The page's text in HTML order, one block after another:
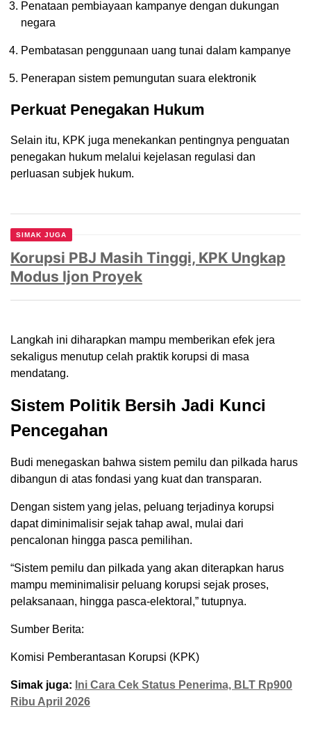
Penataan pembiayaan kampanye dengan dukungan
negara
Pembatasan penggunaan uang tunai dalam kampanye
Penerapan sistem pemungutan suara elektronik
Perkuat Penegakan Hukum
Selain itu, KPK juga menekankan pentingnya penguatan
penegakan hukum melalui kejelasan regulasi dan
perluasan subjek hukum.
SIMAK JUGA
Korupsi PBJ Masih Tinggi, KPK Ungkap
Modus Ijon Proyek
Langkah ini diharapkan mampu memberikan efek jera
sekaligus menutup celah praktik korupsi di masa
mendatang.
Sistem Politik Bersih Jadi Kunci
Pencegahan
Budi menegaskan bahwa sistem pemilu dan pilkada harus
dibangun di atas fondasi yang kuat dan transparan.
Dengan sistem yang jelas, peluang terjadinya korupsi
dapat diminimalisir sejak tahap awal, mulai dari
pencalonan hingga pasca pemilihan.
“Sistem pemilu dan pilkada yang akan diterapkan harus
mampu meminimalisir peluang korupsi sejak proses,
pelaksanaan, hingga pasca-elektoral,” tutupnya.
Sumber Berita:
Komisi Pemberantasan Korupsi (KPK)
Simak juga: Ini Cara Cek Status Penerima, BLT Rp900
Ribu April 2026